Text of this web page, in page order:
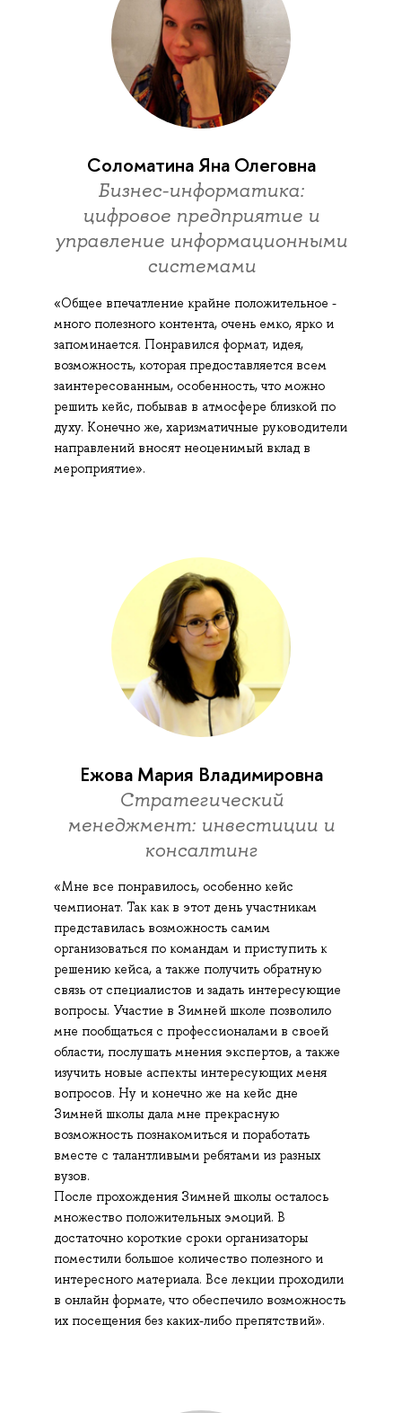
Соломатина Яна Олеговна
Бизнес-информатика:
цифровое предприятие и
управление информационными
системами
«Общее впечатление крайне положительное -
много полезного контента, очень емко, ярко и
запоминается. Понравился формат, идея,
возможность, которая предоставляется всем
заинтересованным, особенность, что можно
решить кейс, побывав в атмосфере близкой по
духу. Конечно же, харизматичные руководители
направлений вносят неоценимый вклад в
мероприятие».
Ежова Мария Владимировна
Стратегический
менеджмент: инвестиции и
консалтинг
«Мне все понравилось, особенно кейс
чемпионат. Так как в этот день участникам
представилась возможность самим
организоваться по командам и приступить к
решению кейса, а также получить обратную
связь от специалистов и задать интересующие
вопросы. Участие в Зимней школе позволило
мне пообщаться с профессионалами в своей
области, послушать мнения экспертов, а также
изучить новые аспекты интересующих меня
вопросов. Ну и конечно же на кейс дне
Зимней школы дала мне прекрасную
возможность познакомиться и поработать
вместе с талантливыми ребятами из разных
вузов.
После прохождения Зимней школы осталось
множество положительных эмоций. В
достаточно короткие сроки организаторы
поместили большое количество полезного и
интересного материала. Все лекции проходили
в онлайн формате, что обеспечило возможность
их посещения без каких-либо препятствий».